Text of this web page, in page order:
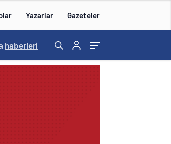
Yazarlar Gazeteler
haberleri